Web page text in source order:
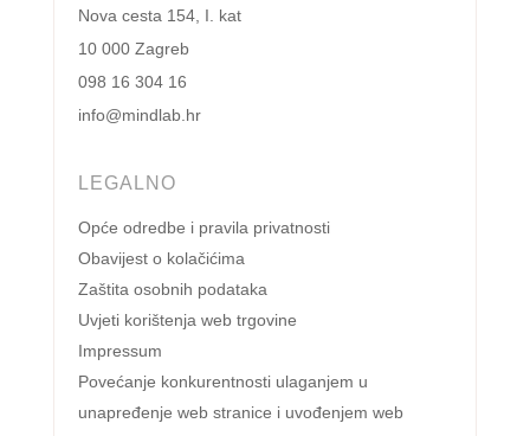
Nova cesta 154, I. kat
10 000 Zagreb
098 16 304 16
info@mindlab.hr
LEGALNO
Opće odredbe i pravila privatnosti
Obavijest o kolačićima
Zaštita osobnih podataka
Uvjeti korištenja web trgovine
Impressum
Povećanje konkurentnosti ulaganjem u
unapređenje web stranice i uvođenjem web